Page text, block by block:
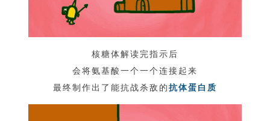
核糖体解读完指示后
会将氨基酸一个一个连接起来
最终制作出了能抗战杀敌的抗体蛋白质